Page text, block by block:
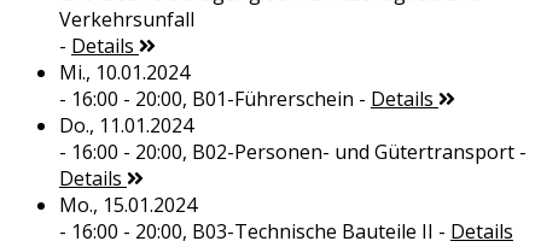
Verkehrsunfall
- Details
Mi., 10.01.2024
- 16:00 - 20:00, B01-Führerschein - Details
Do., 11.01.2024
- 16:00 - 20:00, B02-Personen- und Gütertransport-
Details
Mo., 15.01.2024
- 16:00 - 20:00, B03-Technische Bauteile II - Details